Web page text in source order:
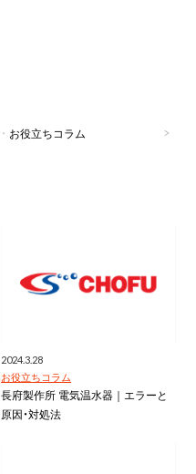
お役立ちコラム
2024.3.28
お役立ちコラム
長府製作所 電気温水器｜エラーと
原因・対処法